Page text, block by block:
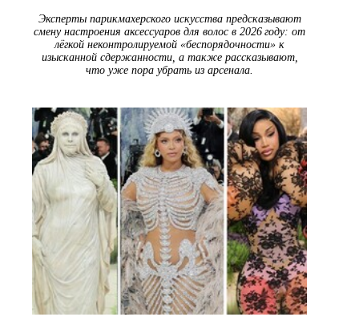
Эксперты парикмахерского искусства предсказывают
смену настроения аксессуаров для волос в 2026 году: от
лёгкой неконтролируемой «беспорядочности» к
изысканной сдержанности, а также рассказывают,
что уже пора убрать из арсенала.